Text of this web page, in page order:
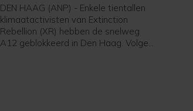
DEN HAAG (ANP) - Enkele tientallen
klimaatactivisten van Extinction
Rebellion (XR) hebben de snelweg
A12 geblokkeerd in Den Haag. Volgens